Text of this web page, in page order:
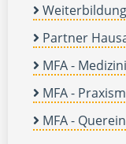
Partner
MFA -
MFA -
MFA -